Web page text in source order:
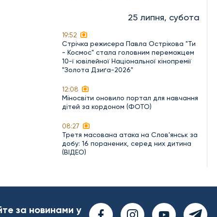
25 липня, субота
19:52
Стрічка режисера Павла Острікова "Ти
- Космос" стала головним переможцем
10-ї ювілейної Національної кінопремії
"Золота Дзиґа-2026"
12:08
Міносвіти оновило портал для навчання
дітей за кордоном (ФОТО)
08:27
Третя масована атака на Слов'янськ за
добу: 16 поранених, серед них дитина
(ВІДЕО)
за новинами у